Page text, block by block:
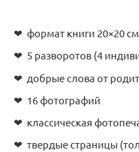
❤ формат книги 20×20 см
❤ 5 разворотов (4
❤ добрые слова от
❤ 16 фотографий
❤ классическая
❤ твердые страницы